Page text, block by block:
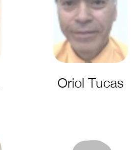
Oriol Tucas